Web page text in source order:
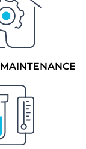
MAINTENANCE